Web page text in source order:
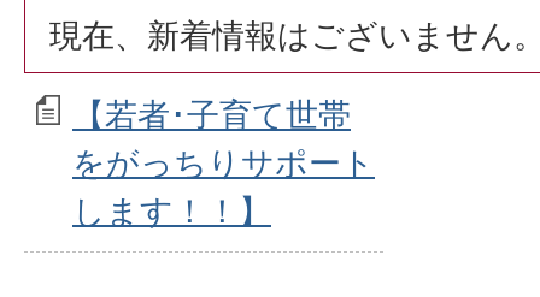
現在、新着情報はございません
【若者･子育て世帯
をがっちりサポート
します！！】